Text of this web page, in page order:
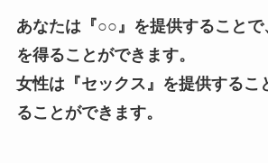
あなたは『○○』を提供することで
を得ることができます。
女性は『セックス』を提供するこ
ることができます。